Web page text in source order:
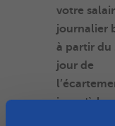
votre
journalier
à partir du
jour de
jusqu'à la